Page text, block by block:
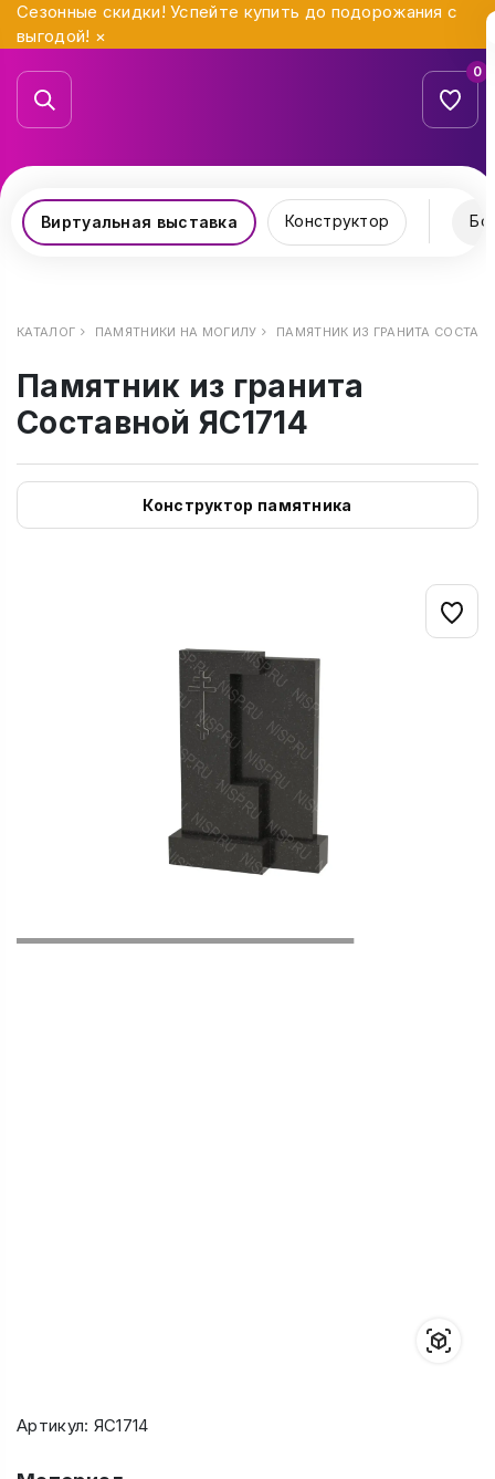
Сезонные скидки! Успейте купить до подорожания с
выгодой! ×
0
Виртуальная выставка Конструктор
КАТАЛОГ ПАМЯТНИКИ НА МОГИЛУ ПАМЯТНИК ИЗ ГРАНИТА
Памятник из гранита
Составной ЯС1714
Конструктор памятника
Артикул: ЯС1714